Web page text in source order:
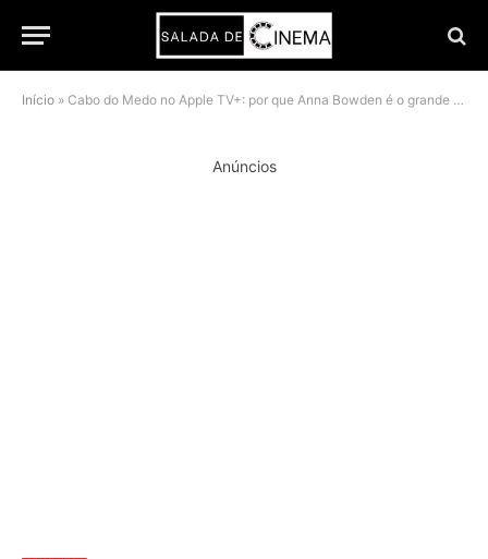
Início » Cabo do Medo no Apple TV+: por que Anna Bowden é o grande acerto moral da nova série
Anúncios